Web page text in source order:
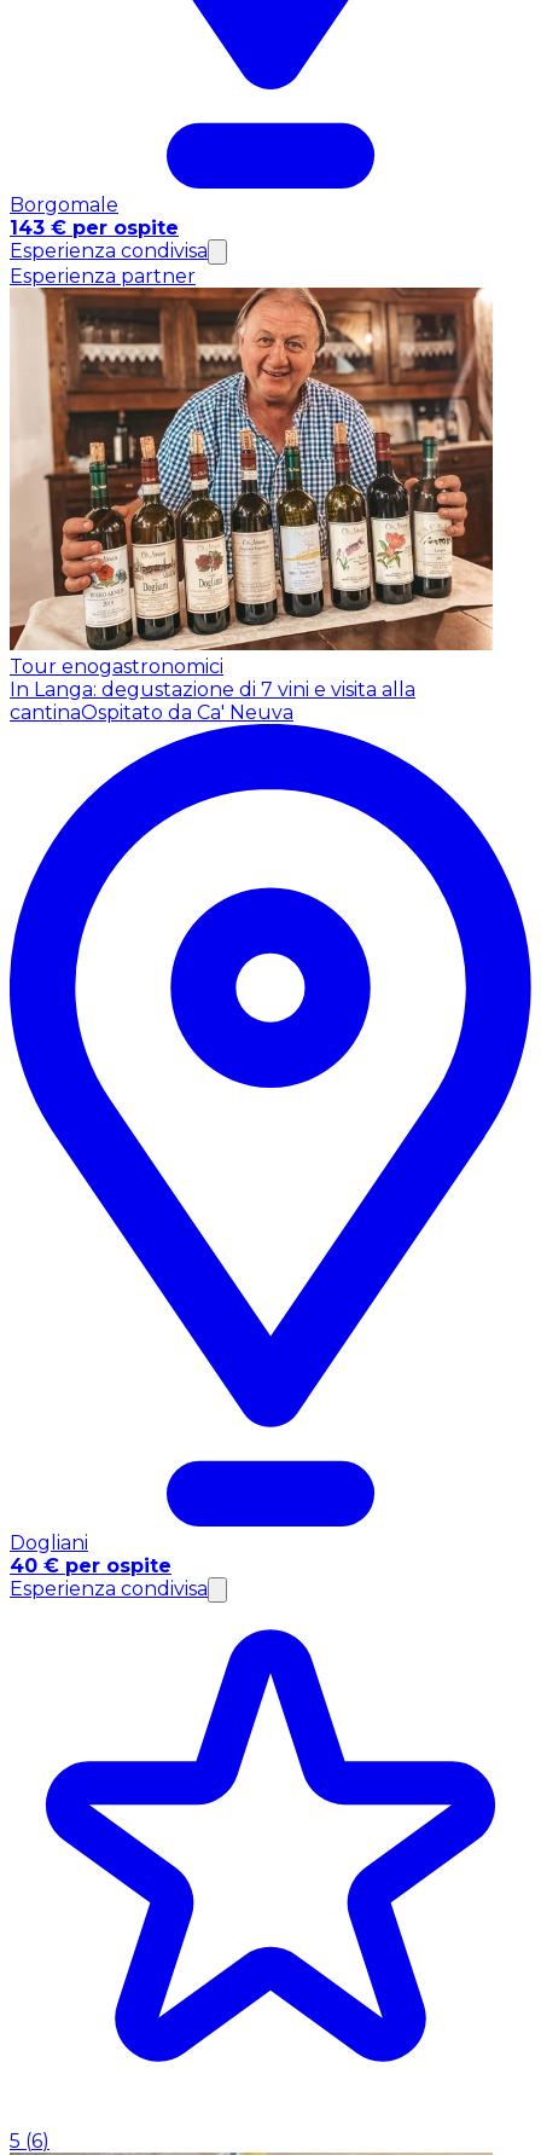
Borgomale
143 € per ospite
Esperienza condivisa
Esperienza partner
Tour enogastronomici
In Langa: degustazione di 7 vini e visita alla
cantinaOspitato da Ca' Neuva
Dogliani
40 € per ospite
Esperienza condivisa
5 (6)